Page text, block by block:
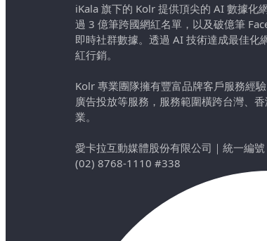
iKala 旗下的 Kolr 提供頂尖的 AI 數據化
過 3 億筆跨國網紅名單，以及破億筆
即時社群數據。透過 AI 技術達成最佳化
紅行銷。
Kolr 專業團隊擁有豐富品牌客戶服務經
廣告投放等服務，服務範圍橫跨台灣、
業。
愛卡拉互動媒體股份有限公司 ｜ 統一編
(02) 8768-1110 #338